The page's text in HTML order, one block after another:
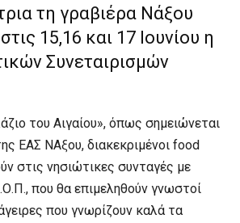
τη γραβιέρα Νάξου
15,16 και 17 Ιουνίου η
Συνεταιρισμών
του Αιγαίου», όπως σημειώνεται
ΕΑΣ ΝΑξου, διακεκριμένοι food
στις νησιώτικες συνταγές με
που θα επιμεληθούν γνωστοί
που γνωρίζουν καλά τα